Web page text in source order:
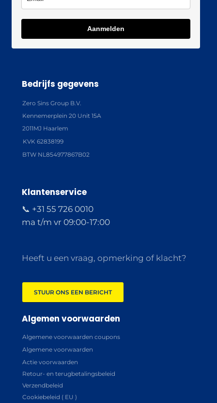
Aanmelden
Bedrijfs gegevens
Zero Sins Group B.V.
Kennemerplein 20 Unit 15A
2011MJ Haarlem
KVK 62838199
BTW NL854977867B02
Klantenservice
📞 +31 55 726 0010
ma t/m vr 09:00-17:00
Heeft u een vraag, opmerking of klacht?
STUUR ONS EEN BERICHT
Algemen voorwaarden
Algemene voorwaarden coupons
Algemene voorwaarden
Actie voorwaarden
Retour- en terugbetalingsbeleid
Verzendbeleid
Cookiebeleid ( EU )